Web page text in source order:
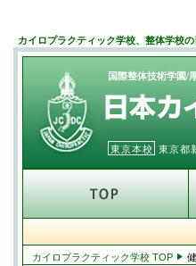
カイロプラクティック学校、整体学校
国際整体技術学園/
東京本校 東京都
カイロプラクティック学校 TOP